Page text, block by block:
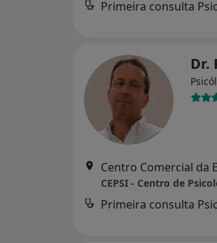
Dr.
CEPSI - Centro de